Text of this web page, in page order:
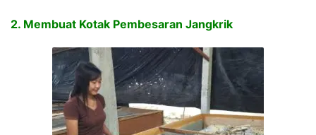
2. Membuat Kotak Pembesaran Jangkrik